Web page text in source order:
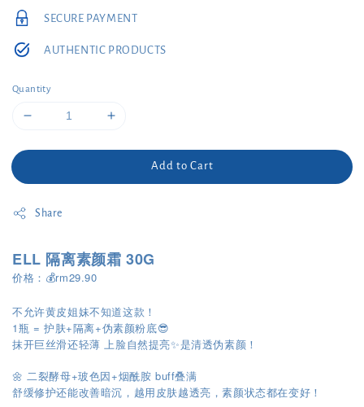
SECURE PAYMENT
AUTHENTIC PRODUCTS
Quantity
Add to Cart
Share
ELL 隔离素颜霜 30G
价格：💰rm29.90
不允许黄皮姐妹不知道这款！
1瓶 = 护肤+隔离+伪素颜粉底😎
抹开巨丝滑还轻薄 上脸自然提亮✨是清透伪素颜！
🌼 二裂酵母+玻色因+烟酰胺 buff叠满
舒缓修护还能改善暗沉，越用皮肤越透亮，素颜状态都在变好！